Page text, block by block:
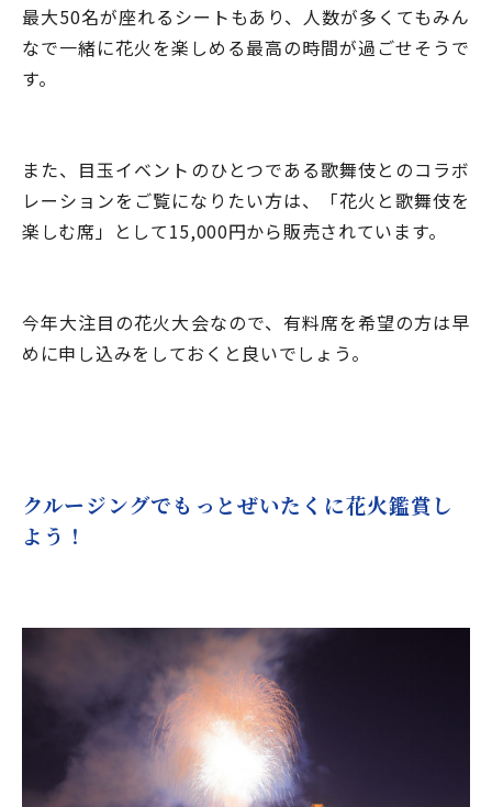
最大50名が座れるシートもあり、人数が多くてもみん
なで一緒に花火を楽しめる最高の時間が過ごせそうで
す。
また、目玉イベントのひとつである歌舞伎とのコラボ
レーションをご覧になりたい方は、「花火と歌舞伎を
楽しむ席」として15,000円から販売されています。
今年大注目の花火大会なので、有料席を希望の方は早
めに申し込みをしておくと良いでしょう。
クルージングでもっとぜいたくに花火鑑賞し
よう！